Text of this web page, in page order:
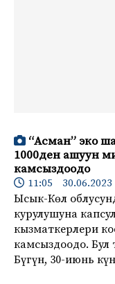
“Асман” эко
1000ден ашуун
камсыздоодо
11:05 30.06.2023
Ысык-Көл
курулушуна
кызматкерлери
камсыздоодо.
Бүгүн, 30-июнь